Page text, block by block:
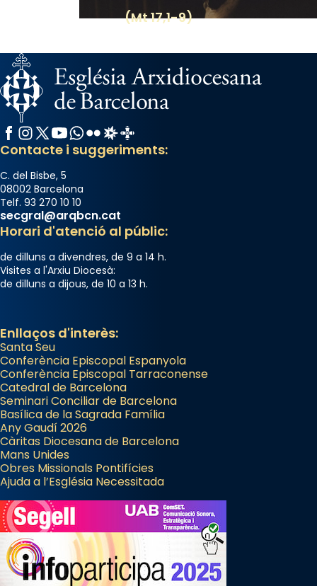
(Mt 17,1-9)
Facebook
Instagram
X / Twitter
YouTube
WhatsApp
FlickrRadio Estel
Catalunya Cristiana
Contacte i suggeriments:
C. del Bisbe, 5
08002 Barcelona
Telf. 93 270 10 10
secgral@arqbcn.cat
Horari d'atenció al públic:
de dilluns a divendres, de 9 a 14 h.
Visites a l'Arxiu Diocesà:
de dilluns a dijous, de 10 a 13 h.
Enllaços d'interès:
Santa Seu
Conferència Episcopal Espanyola
Conferència Episcopal Tarraconense
Catedral de Barcelona
Seminari Conciliar de Barcelona
Basílica de la Sagrada Família
Any Gaudí 2026
Càritas Diocesana de Barcelona
Mans Unides
Obres Missionals Pontifícies
Ajuda a l’Església Necessitada